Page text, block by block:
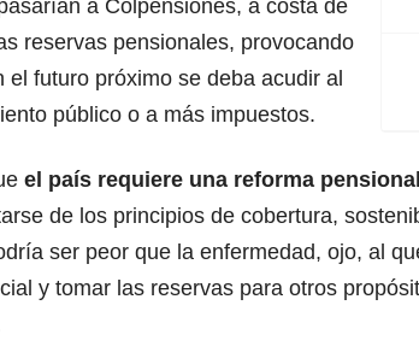
a Colpensiones, a costa de
reservas pensionales, provocando
el futuro próximo se deba acudir al
público o a más impuestos.
el país requiere una reforma pensional
de los principios de cobertura,
ser peor que la enfermedad, ojo, al
y tomar las reservas para otros